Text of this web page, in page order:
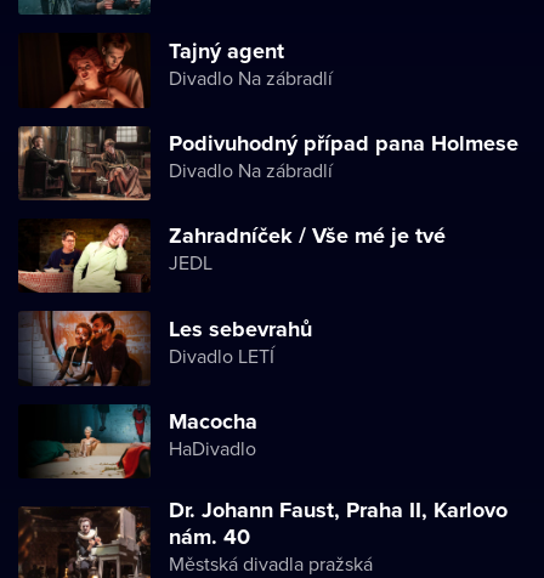
Tajný agent
Divadlo Na zábradlí
Podivuhodný případ pana Holmese
Divadlo Na zábradlí
Zahradníček / Vše mé je tvé
JEDL
Les sebevrahů
Divadlo LETÍ
Macocha
HaDivadlo
Dr. Johann Faust, Praha II, Karlovo
nám. 40
Městská divadla pražská